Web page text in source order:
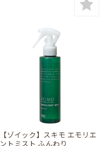
【ゾイック】スキモ エモリエ
ントミスト ふんわり